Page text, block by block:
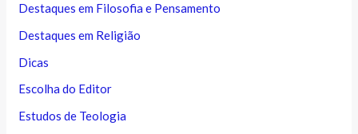
Destaques em Filosofia e Pensamento
Destaques em Religião
Dicas
Escolha do Editor
Estudos de Teologia